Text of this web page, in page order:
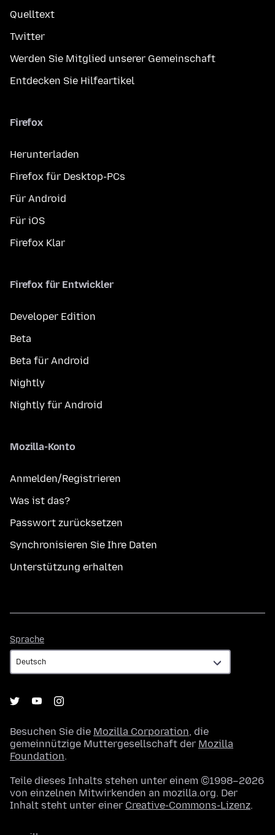
Quelltext
Twitter
Werden Sie Mitglied unserer Gemeinschaft
Entdecken Sie Hilfeartikel
Firefox
Herunterladen
Firefox für Desktop-PCs
Für Android
Für iOS
Firefox Klar
Firefox für Entwickler
Developer Edition
Beta
Beta für Android
Nightly
Nightly für Android
Mozilla-Konto
Anmelden/Registrieren
Was ist das?
Passwort zurücksetzen
Synchronisieren Sie Ihre Daten
Unterstützung erhalten
Sprache
Besuchen Sie die Mozilla Corporation, die
gemeinnützige Muttergesellschaft der Mozilla
Foundation.
Teile dieses Inhalts stehen unter einem ©1998–2026
von einzelnen Mitwirkenden an mozilla.org. Der
Inhalt steht unter einer Creative-Commons-Lizenz.